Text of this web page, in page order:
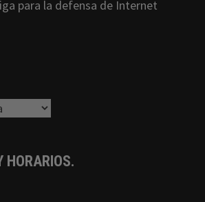
HORARIOS.